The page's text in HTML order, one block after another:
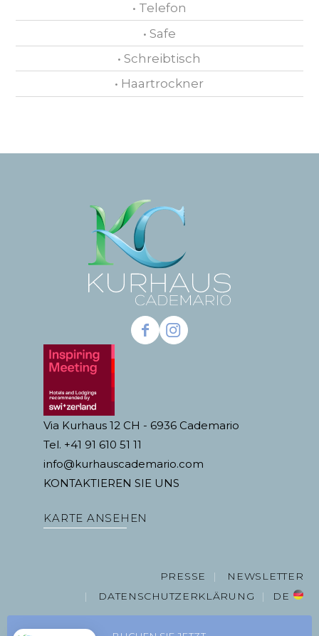
• Telefon
• Safe
• Schreibtisch
• Haartrockner
Via Kurhaus 12 CH - 6936 Cademario
Tel. +41 91 610 51 11
info@kurhauscademario.com
KONTAKTIEREN SIE UNS
KARTE ANSEHEN
PRESSE
NEWSLETTER
DATENSCHUTZERKLÄRUNG
DE